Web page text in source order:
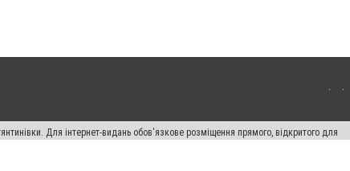
Для інтернет-видань обов'язкове розміщення прямого, відкритого для